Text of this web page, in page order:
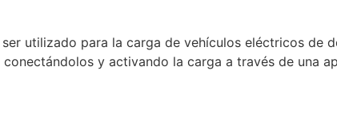
utilizado para la carga de vehículos eléctricos de
y activando la carga a través de una